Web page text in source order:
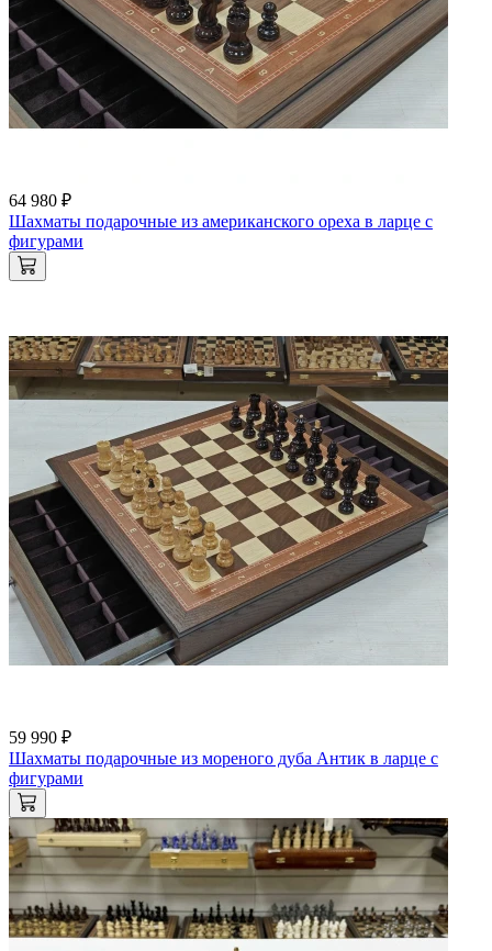
64 980 ₽
Шахматы подарочные из американского ореха в ларце с
фигурами
59 990 ₽
Шахматы подарочные из мореного дуба Антик в ларце с
фигурами